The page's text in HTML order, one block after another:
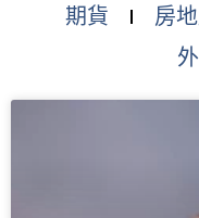
期貨 房